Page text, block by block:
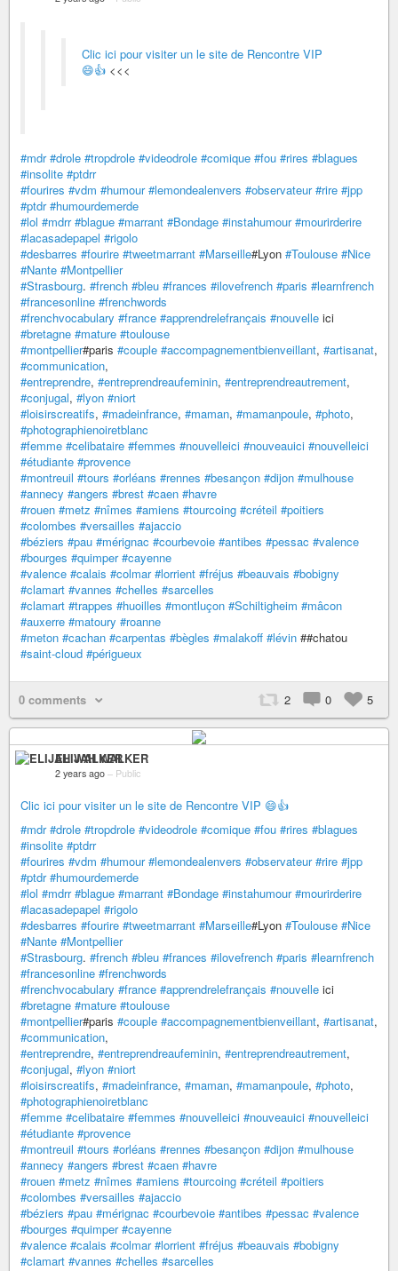
Clic ici pour visiter un le site de Rencontre VIP
😄👍 <<<
#mdr #drole #tropdrole #videodrole #comique #fou #rires #blagues
#insolite #ptdrr
#fourires #vdm #humour #lemondealenvers #observateur #rire #jpp
#ptdr #humourdemerde
#lol #mdrr #blague #marrant #Bondage #instahumour #mourirderire
#lacasadepapel #rigolo
#desbarres #fourire #tweetmarrant #Marseille#Lyon #Toulouse #Nice
#Nante #Montpellier
#Strasbourg. #french #bleu #frances #ilovefrench #paris #learnfrench
#francesonline #frenchwords
#frenchvocabulary #france #apprendrelefrançais #nouvelle ici
#bretagne #mature #toulouse
#montpellier#paris #couple #accompagnementbienveillant, #artisanat,
#communication,
#entreprendre, #entreprendreaufeminin, #entreprendreautrement,
#conjugal, #lyon #niort
#loisirscreatifs, #madeinfrance, #maman, #mamanpoule, #photo,
#photographienoiretblanc
#femme #celibataire #femmes #nouvelleici #nouveauici #nouvelleici
#étudiante #provence
#montreuil #tours #orléans #rennes #besançon #dijon #mulhouse
#annecy #angers #brest #caen #havre
#rouen #metz #nîmes #amiens #tourcoing #créteil #poitiers
#colombes #versailles #ajaccio
#béziers #pau #mérignac #courbevoie #antibes #pessac #valence
#bourges #quimper #cayenne
#valence #calais #colmar #lorrient #fréjus #beauvais #bobigny
#clamart #vannes #chelles #sarcelles
#clamart #trappes #huoilles #montluçon #Schiltigheim #mâcon
#auxerre #matoury #roanne
#meton #cachan #carpentas #bègles #malakoff #lévin ##chatou
#saint-cloud #périgueux
0 comments 2 0 5
ELIJAH WALKER
2 years ago – Public
Clic ici pour visiter un le site de Rencontre VIP 😄👍
#mdr #drole #tropdrole #videodrole #comique #fou #rires #blagues
#insolite #ptdrr
#fourires #vdm #humour #lemondealenvers #observateur #rire #jpp
#ptdr #humourdemerde
#lol #mdrr #blague #marrant #Bondage #instahumour #mourirderire
#lacasadepapel #rigolo
#desbarres #fourire #tweetmarrant #Marseille#Lyon #Toulouse #Nice
#Nante #Montpellier
#Strasbourg. #french #bleu #frances #ilovefrench #paris #learnfrench
#francesonline #frenchwords
#frenchvocabulary #france #apprendrelefrançais #nouvelle ici
#bretagne #mature #toulouse
#montpellier#paris #couple #accompagnementbienveillant, #artisanat,
#communication,
#entreprendre, #entreprendreaufeminin, #entreprendreautrement,
#conjugal, #lyon #niort
#loisirscreatifs, #madeinfrance, #maman, #mamanpoule, #photo,
#photographienoiretblanc
#femme #celibataire #femmes #nouvelleici #nouveauici #nouvelleici
#étudiante #provence
#montreuil #tours #orléans #rennes #besançon #dijon #mulhouse
#annecy #angers #brest #caen #havre
#rouen #metz #nîmes #amiens #tourcoing #créteil #poitiers
#colombes #versailles #ajaccio
#béziers #pau #mérignac #courbevoie #antibes #pessac #valence
#bourges #quimper #cayenne
#valence #calais #colmar #lorrient #fréjus #beauvais #bobigny
#clamart #vannes #chelles #sarcelles